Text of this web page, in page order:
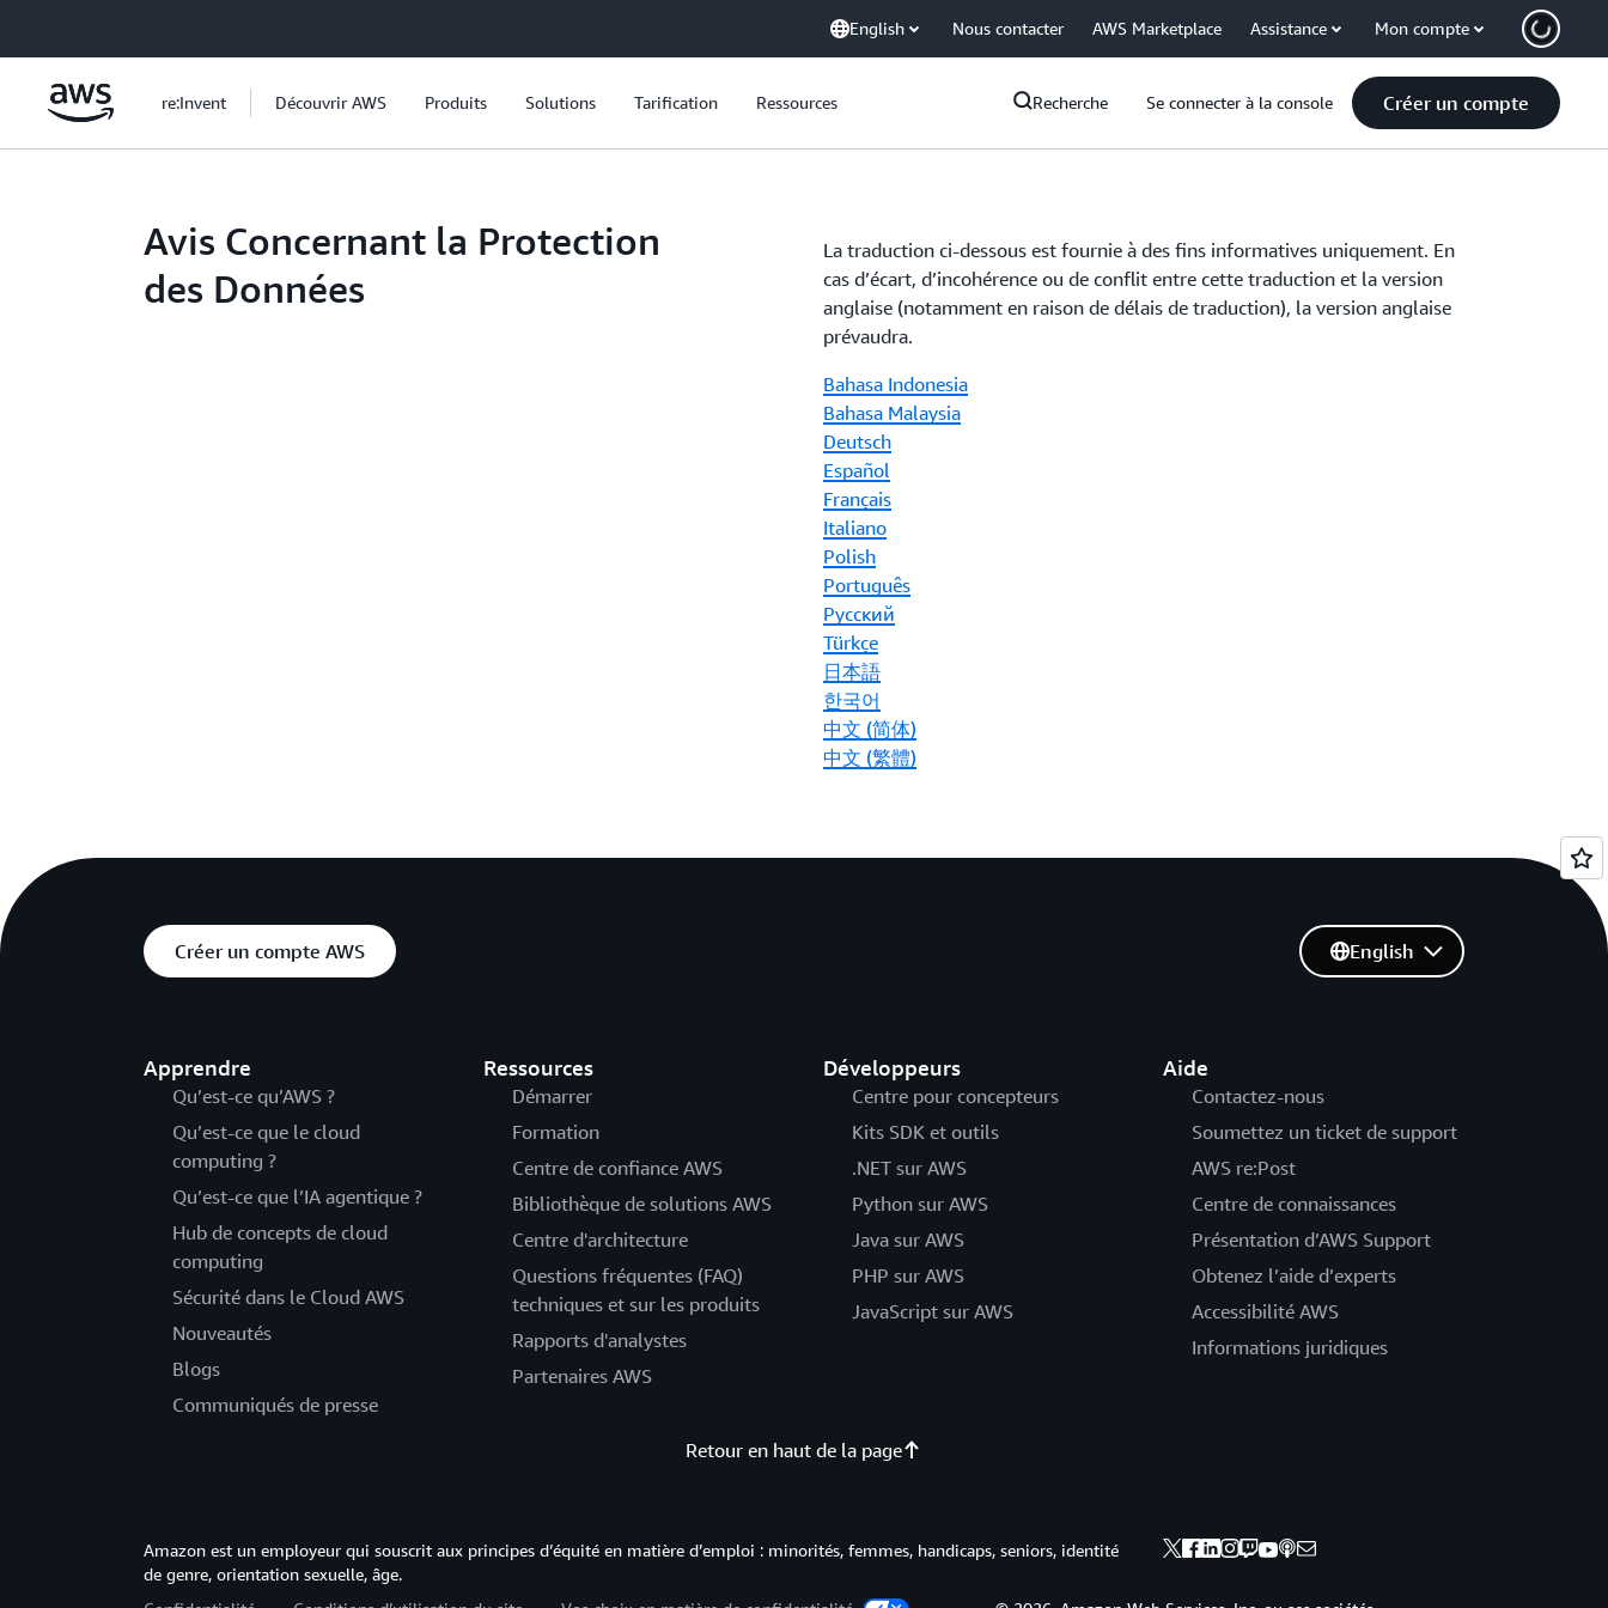
English Nous contacter AWS Marketplace Assistance Mon compte
re:Invent Découvrir AWS Produits Solutions Tarification Ressources Recherche Se connecter à la console Créer un compte
Avis Concernant la Protection
des Données
La traduction ci-dessous est fournie à des fins informatives uniquement. En
cas d’écart, d’incohérence ou de conflit entre cette traduction et la version
anglaise (notamment en raison de délais de traduction), la version anglaise
prévaudra.
Bahasa Indonesia
Bahasa Malaysia
Deutsch
Español
Français
Italiano
Polish
Português
Ρусский
Türkçe
日本語
한국어
中文 (简体)
中文 (繁體)
Créer un compte AWS
Apprendre
Qu’est-ce qu’AWS ?
Qu’est-ce que le cloud
computing ?
Qu’est-ce que l’IA agentique ?
Hub de concepts de cloud
computing
Sécurité dans le Cloud AWS
Nouveautés
Blogs
Communiqués de presse
Ressources
Démarrer
Formation
Centre de confiance AWS
Bibliothèque de solutions AWS
Centre d'architecture
Questions fréquentes (FAQ)
techniques et sur les produits
Rapports d'analystes
Partenaires AWS
Développeurs
Centre pour concepteurs
Kits SDK et outils
.NET sur AWS
Python sur AWS
Java sur AWS
PHP sur AWS
JavaScript sur AWS
Aide
Contactez-nous
Soumettez un ticket de support
AWS re:Post
Centre de connaissances
Présentation d’AWS Support
Obtenez l’aide d’experts
Accessibilité AWS
Informations juridiques
English
Retour en haut de la page
Amazon est un employeur qui souscrit aux principes d’équité en matière d’emploi : minorités, femmes, handicaps, seniors, identité
de genre, orientation sexuelle, âge.